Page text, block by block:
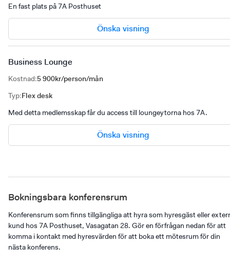
En fast plats på 7A Posthuset
Önska visning
Business Lounge
Kostnad:5 900kr/person/mån
Typ:Flex desk
Med detta medlemsskap får du access till loungeytorna hos 7A.
Önska visning
Bokningsbara konferensrum
Konferensrum som finns tillgängliga att hyra som hyresgäst eller
kund hos 7A Posthuset, Vasagatan 28. Gör en förfrågan nedan för att
komma i kontakt med hyresvärden för att boka ett mötesrum för din
nästa konferens.